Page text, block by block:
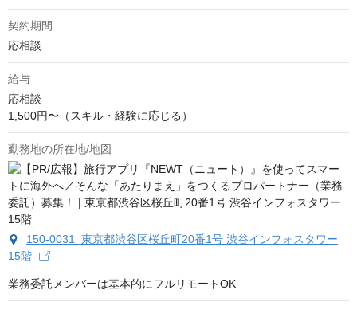
契約期間
応相談
給与
応相談
1,500円〜（スキル・経験に応じる）
勤務地の所在地/地図
150-0031 東京都渋谷区桜丘町20番1号 渋谷インフォスタワー
15階
業務委託メンバーは基本的にフルリモートOK